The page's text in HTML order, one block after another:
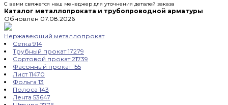
С вами свяжется наш менеджер для уточнения деталей заказа
Каталог металлопроката и трубопроводной арматуры
Обновлен 07.08.2026
Нержавеющий металлопрокат
Сетка 914
Трубный прокат17279
Сортовой прокат21739
Фасонный прокат155
Лист11470
Фольга 13
Полоса 143
Лента 53647